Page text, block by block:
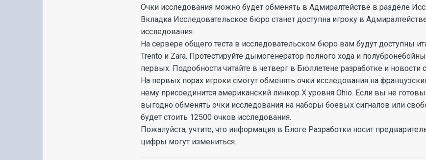
Очки исследования можно будет обменять в Адмиралтействе в разделе
Вкладка Исследовательское бюро станет доступна игроку в
исследования.
На сервере общего теста в исследовательском бюро вам будут доступны
Trento и Zara. Протестируйте дымогенератор полного хода и
первых. Подробности читайте в четверг в Бюллетене разработке и новости
На первых порах игроки смогут обменять очки исследования на
нему присоединится американский линкор X уровня Ohio. Если вы не
выгодно обменять очки исследования на наборы боевых сигналов или
будет стоить 12500 очков исследования.
Пожалуйста, учтите, что информация в Блоге Разработки носит
цифры могут измениться.